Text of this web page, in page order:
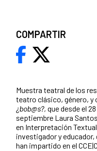
Muestra teatral de los
teatro clásico, género, y
¿bob@s?, que desde el
septiembre Laura
en Interpretación
investigador y
han impartido en el
COMPARTIR